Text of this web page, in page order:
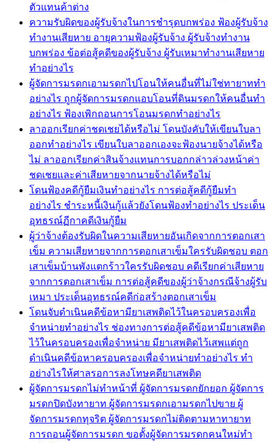
ตัวแทนค้าต่าง
ความรับผิดของผู้รับจ้างในการชำรุดบกพร่อง ฟ้องผู้รับจ้าง
ทำงานเสียหาย อายุความฟ้องผู้รับจ้าง ผู้รับจ้างทำงาน
บกพร่อง ข้อต่อสู้คดีของผู้รับจ้าง ผู้รับเหมาทำงานเสียหาย
ทำอย่างไร
ผู้จัดการมรดกเอามรดกไปโอนให้คนอื่นที่ไม่ใช่ทายาททำ
อย่างไร ถูกผู้จัดการมรดกแอบโอนที่ดินมรดกให้คนอื่นทำ
อย่างไร ฟ้องเพิกถอนการโอนมรดกทำอย่างไร
ลาออกเรียกค่าชดเชยได้หรือไม่ โดนบังคับให้เขียนใบลา
ออกทำอย่างไร เขียนใบลาออกเองจะฟ้องนายจ้างได้หรือ
ไม่ ลาออกเรียกค่าสินจ้างแทนการบอกกล่าวล่วงหน้าค่า
ชดเชยและค่าเสียหายจากนายจ้างได้หรือไม่
โดนฟ้องคดีกู้ยืมเงินทำอย่างไร การต่อสู้คดีกู้ยืมทำ
อย่างไร ชำระหนี้เงินกู้แล้วยังโดนฟ้องทำอย่างไร ประเด็น
อุทธรณ์ฏีกาคดีเงินกู้ยืม
ผู้ว่าจ้างต้องรับผิดในความเสียหายอันเกิดจากการตอกเสา
เข็ม ความเสียหายจากการตอกเสาเข็มใครรับผิดชอบ ตอก
เสาเข็มบ้านพังแตกร้าวใครรับผิดชอบ คดีเรียกค่าเสียหาย
จากการตอกเสาเข็ม การต่อสู้คดีของผู้ว่าจ้างกรณีจ้างผู้รับ
เหมา ประเด็นอุทธรณ์คดีก่อสร้างตอกเสาเข็ม
โดนจับดำเนินคดีข้อหามียาเสพติดไว้ในครอบครองเพื่อ
จำหน่ายทำอย่างไร ช่องทางการต่อสู้คดีข้อหามียาเสพติด
ไว้ในครอบครองเพื่อจำหน่าย มียาเสพติดไว้เสพแต่ถูก
ดำเนินคดีข้อหาครอบครองเพื่อจำหน่ายทำอย่างไร ทำ
อย่างไรให้ศาลรอการลงโทษคดียาเสพติด
ผู้จัดการมรดกไม่ทำหน้าที่ ผู้จัดการมรดกยักยอก ผู้จัดการ
มรดกปิดบังทายาท ผู้จัดการมรดกเอามรดกไปขาย ผู้
จัดการมรดกทุจริต ผู้จัดการมรดกไม่ติดตามหาทายาท
การถอนผู้จัดการมรดก ขอตั้งผู้จัดการมรดกคนใหม่ทำ